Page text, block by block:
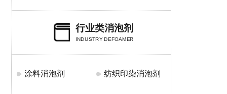
行业类消泡剂
INDUSTRY DEFOAMER
涂料消泡剂 纺织印染消泡剂